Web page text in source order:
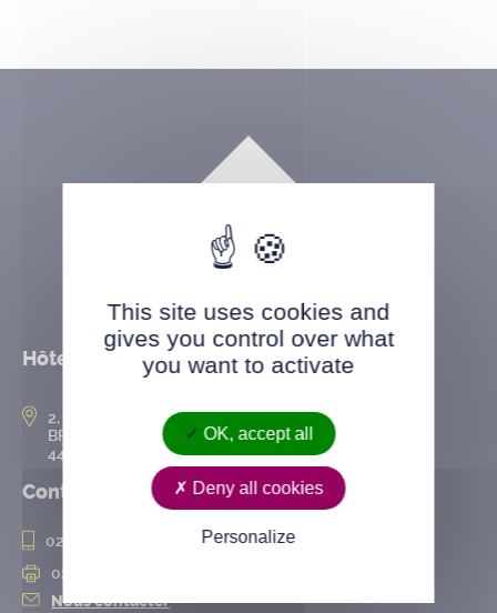
Hôtel de ville
2, rue de l’Hôtel-de-Ville
BP 50167
44802 Saint-Herblain cedex
Contact
02 28 25 20 00
02 28 25 20 10
Nous contacter
This site uses cookies and
gives you control over what
you want to activate
OK, accept all
Deny all cookies
Personalize